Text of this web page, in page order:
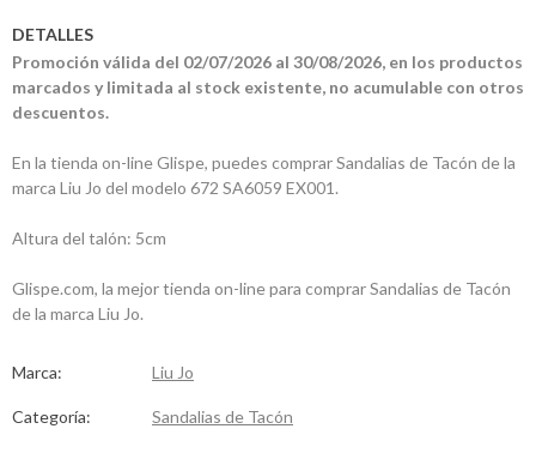
DETALLES
Promoción válida del 02/07/2026 al 30/08/2026, en los productos
marcados y limitada al stock existente, no acumulable con otros
descuentos.
En la tienda on-line Glispe, puedes comprar Sandalias de Tacón de la
marca Liu Jo del modelo 672 SA6059 EX001.
Altura del talón: 5cm
Glispe.com, la mejor tienda on-line para comprar Sandalias de Tacón
de la marca Liu Jo.
Marca: Liu Jo
Categoría: Sandalias de Tacón